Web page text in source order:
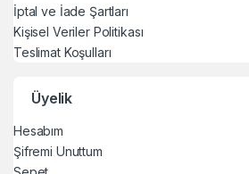
İptal ve İade Şartları
Kişisel Veriler Politikası
Teslimat Koşulları
Üyelik
Hesabım
Şifremi Unuttum